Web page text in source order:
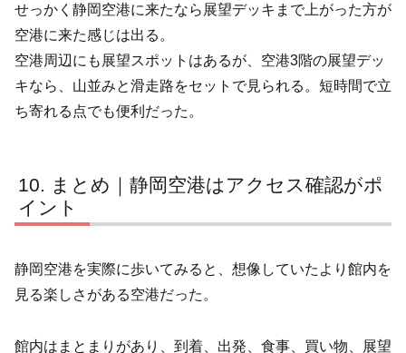
せっかく静岡空港に来たなら展望デッキまで上がった方が
空港に来た感じは出る。
空港周辺にも展望スポットはあるが、空港3階の展望デッ
キなら、山並みと滑走路をセットで見られる。短時間で立
ち寄れる点でも便利だった。
まとめ｜静岡空港はアクセス確認がポ
イント
静岡空港を実際に歩いてみると、想像していたより館内を
見る楽しさがある空港だった。
館内はまとまりがあり、到着、出発、食事、買い物、展望